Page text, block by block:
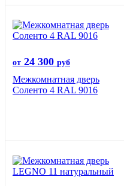
от 24 300 руб
Межкомнатная дверь
Соленто 4 RAL 9016